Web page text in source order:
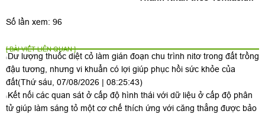
Số lần xem: 96
[ BÀI VIẾT LIÊN QUAN ]
Dư lượng thuốc diệt cỏ làm gián đoạn chu trình nitơ trong đất trồng
đậu tương, nhưng vi khuẩn có lợi giúp phục hồi sức khỏe của
đất(Thứ sáu, 07/08/2026 | 08:25:43)
Kết nối các quan sát ở cấp độ hình thái với dữ liệu ở cấp độ phân
tử giúp làm sáng tỏ một cơ chế thích ứng với căng thẳng được bảo